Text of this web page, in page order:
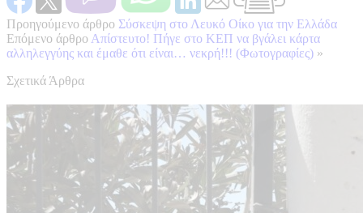
Προηγούμενο άρθρο Σύσκεψη στο Λευκό Οίκο για την Ελλάδα
Επόμενο άρθρο Απίστευτο! Πήγε στο ΚΕΠ να βγάλει κάρτα
αλληλεγγύης και έμαθε ότι είναι… νεκρή!!! (Φωτογραφίες) »
Σχετικά Άρθρα